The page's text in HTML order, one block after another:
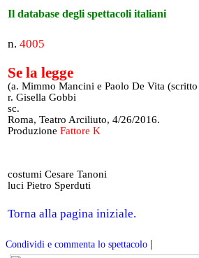
Il database degli spettacoli italiani
n. 4005
Se la legge
(a. Mimmo Mancini e Paolo De Vita
r. Gisella Gobbi
sc.
Roma, Teatro Arciliuto, 4/26/2016.
Produzione Fattore K
costumi Cesare Tanoni
luci Pietro Sperduti
Torna alla pagina iniziale.
Condividi e commenta lo spettacolo |